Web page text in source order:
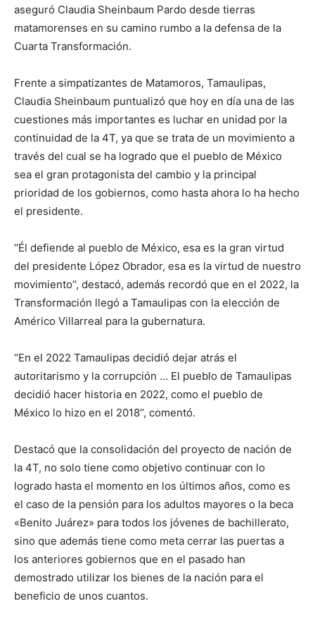
aseguró Claudia Sheinbaum Pardo desde tierras
matamorenses en su camino rumbo a la defensa de la
Cuarta Transformación.
Frente a simpatizantes de Matamoros, Tamaulipas,
Claudia Sheinbaum puntualizó que hoy en día una de las
cuestiones más importantes es luchar en unidad por la
continuidad de la 4T, ya que se trata de un movimiento a
través del cual se ha logrado que el pueblo de México
sea el gran protagonista del cambio y la principal
prioridad de los gobiernos, como hasta ahora lo ha hecho
el presidente.
‘’Él defiende al pueblo de México, esa es la gran virtud
del presidente López Obrador, esa es la virtud de nuestro
movimiento’’, destacó, además recordó que en el 2022, la
Transformación llegó a Tamaulipas con la elección de
Américo Villarreal para la gubernatura.
‘’En el 2022 Tamaulipas decidió dejar atrás el
autoritarismo y la corrupción … El pueblo de Tamaulipas
decidió hacer historia en 2022, como el pueblo de
México lo hizo en el 2018’’, comentó.
Destacó que la consolidación del proyecto de nación de
la 4T, no solo tiene como objetivo continuar con lo
logrado hasta el momento en los últimos años, como es
el caso de la pensión para los adultos mayores o la beca
«Benito Juárez» para todos los jóvenes de bachillerato,
sino que además tiene como meta cerrar las puertas a
los anteriores gobiernos que en el pasado han
demostrado utilizar los bienes de la nación para el
beneficio de unos cuantos.